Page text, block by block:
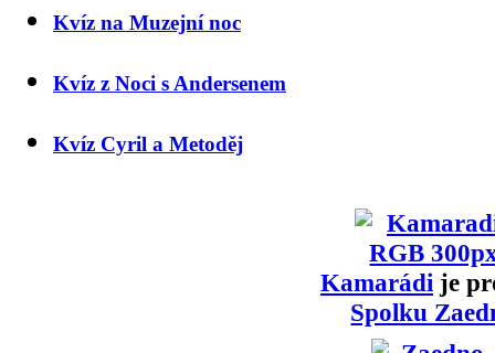
Kvíz na Muzejní noc
Kvíz z Noci s Andersenem
Kvíz Cyril a Metoděj
Kamarádi je
Spolku